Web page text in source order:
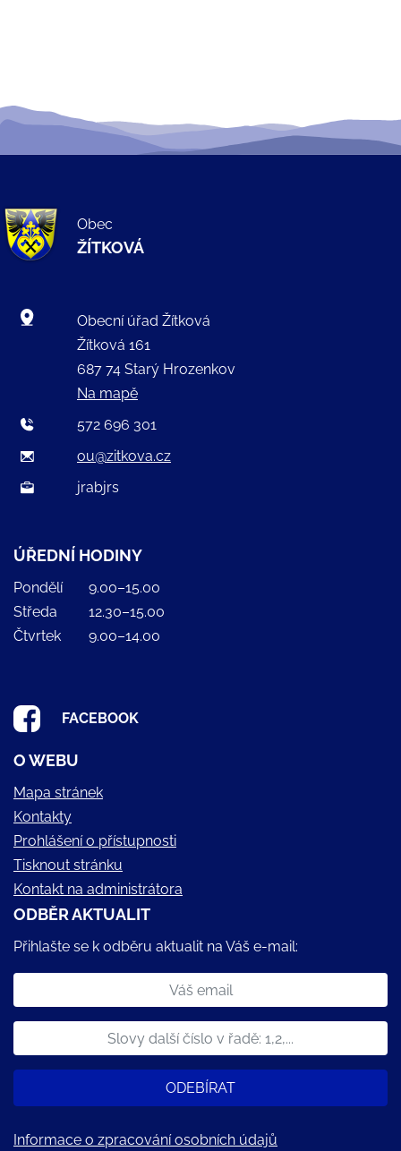
Obec
ŽÍTKOVÁ
Obecní úřad Žítková
Žítková 161
687 74 Starý Hrozenkov
Na mapě
572 696 301
ou@zitkova.cz
jrabjrs
ÚŘEDNÍ HODINY
Pondělí
9.00–15.00
Středa
12.30–15.00
Čtvrtek
9.00–14.00
FACEBOOK
O WEBU
Mapa stránek
Kontakty
Prohlášení o přístupnosti
Tisknout stránku
Kontakt na administrátora
ODBĚR AKTUALIT
Přihlašte se k odběru aktualit na Váš e-mail:
ODEBÍRAT
Informace o zpracování osobních údajů